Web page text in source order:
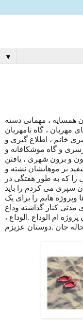
▼
همسایه ، مهمانی دسته
مهربان ، گاه نامهربان
خانم ، اطلاع گیری و
و گاه موشکافانه و
و برون شهری ، یافتن
بر موهایشان نشته و
را که به طور هفتگی در
سپری می کردم را باید
وپروژه هایم را برای یک
کنار گذاشته وداع
ام الوداع .الوداع ،
جان .دوستان عزیزم